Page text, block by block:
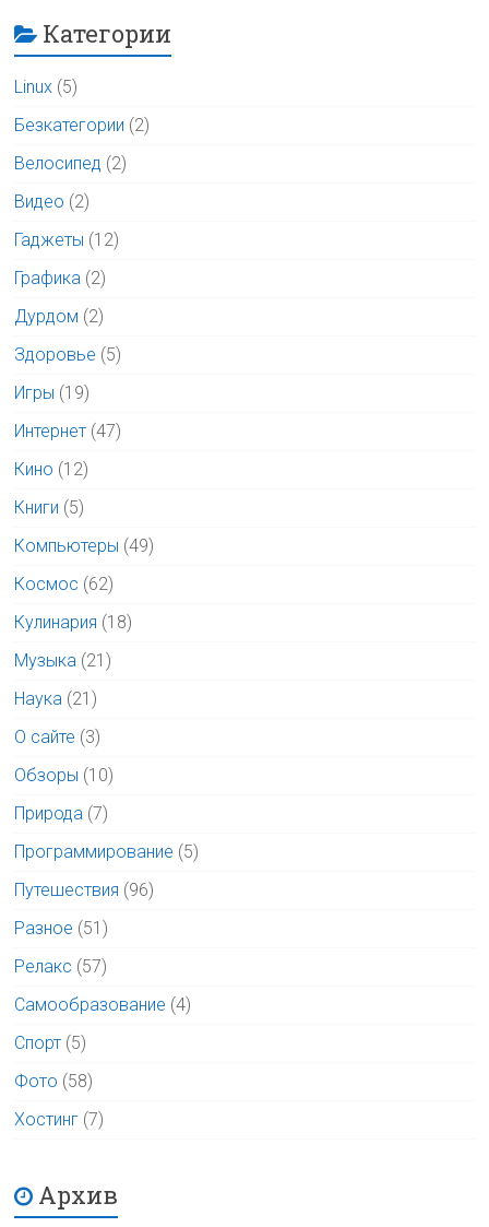
Категории
Linux (5)
Безкатегории (2)
Велосипед (2)
Видео (2)
Гаджеты (12)
Графика (2)
Дурдом (2)
Здоровье (5)
Игры (19)
Интернет (47)
Кино (12)
Книги (5)
Компьютеры (49)
Космос (62)
Кулинария (18)
Музыка (21)
Наука (21)
О сайте (3)
Обзоры (10)
Природа (7)
Программирование (5)
Путешествия (96)
Разное (51)
Релакс (57)
Самообразование (4)
Спорт (5)
Фото (58)
Хостинг (7)
Архив